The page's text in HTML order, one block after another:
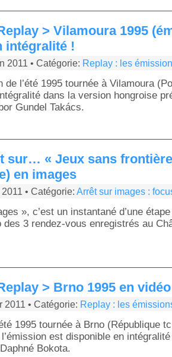
> Vilamoura 1995
intégralité !
2011 • Catégorie: Replay : les
de l’été 1995 tournée à Vilamoura
dans la version hongroise
Gundel Takács.
sur… « Jeux sans
en images
• Catégorie: Arrêt sur images :
», c’est un instantané d’une
des 3 rendez-vous enregistrés au
> Brno 1995 en
2011 • Catégorie: Replay : les
1995 tournée à Brno (République
est disponible en
Bokota.